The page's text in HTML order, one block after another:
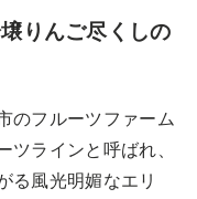
りんご尽くしの
のフルーツファーム
ラインと呼ばれ、
る風光明媚なエリ